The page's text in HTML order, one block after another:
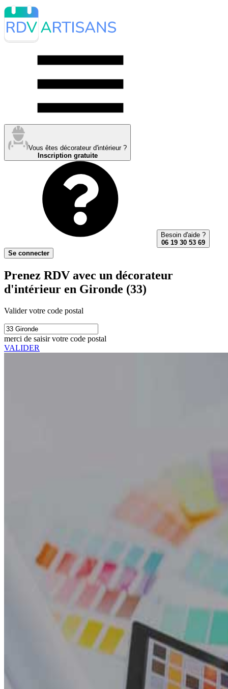
Vous êtes décorateur d'intérieur ?
Inscription gratuite
Besoin d'aide ?
06 19 30 53 69
Se connecter
Prenez RDV avec un décorateur
d'intérieur en Gironde (33)
Valider votre code postal
merci de saisir votre code postal
VALIDER